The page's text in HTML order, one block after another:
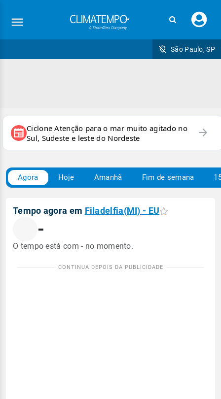
seu
São Paulo, SP
newspaper Ciclone Atenção para o mar muito agitado no
Sul, Sudeste e leste do Nordeste
arrow_forward
Agora Hoje Amanhã Fim de semana
Tempo agora em Filadelfia(MI) - EU
-
O tempo está com - no momento.